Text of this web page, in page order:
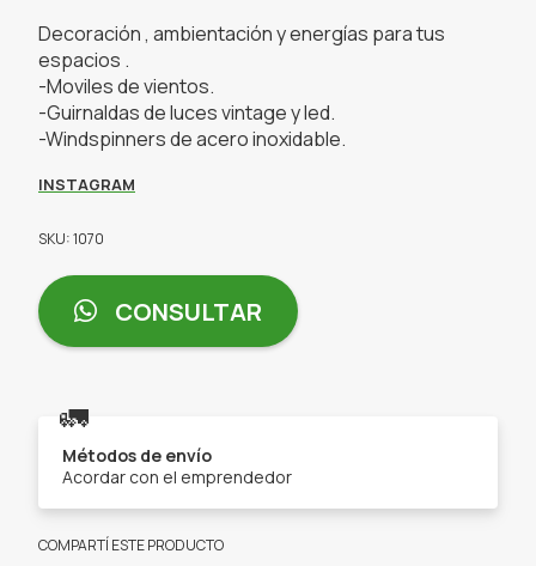
Decoración , ambientación y energías para tus
espacios .
-Moviles de vientos.
-Guirnaldas de luces vintage y led.
-Windspinners de acero inoxidable.
INSTAGRAM
SKU: 1070
CONSULTAR
🚛
Métodos de envío
Acordar con el emprendedor
COMPARTÍ ESTE PRODUCTO